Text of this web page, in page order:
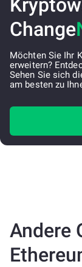
Change
Möchten Sie Ihr
erweitern?
Sehen Sie sich
am besten zu
Andere